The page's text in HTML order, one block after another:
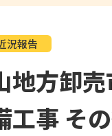
況報告
地方卸
工事 そ